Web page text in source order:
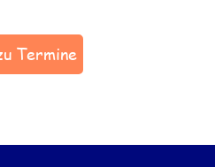
Termine